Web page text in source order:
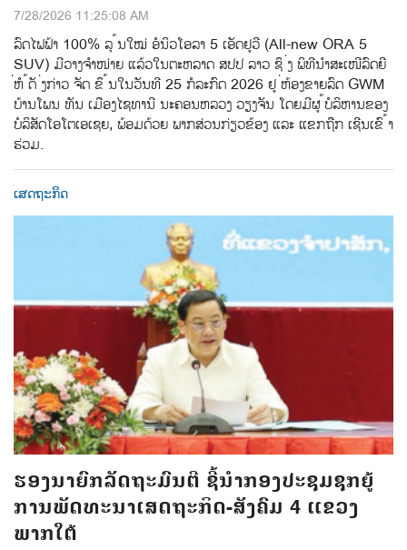
7/28/2026 11:25:08 AM
ລົດໄຟຟ້າ 100% ລຸ ້ນໃໝ່ ອໍນິວໂອລາ 5 ເອັດຢູວີ (All-new ORA 5
SUV) ມີວາງຈຳໜ່າຍ ແລ້ວໃນຕະຫລາດ ສປປ ລາວ ຊຶ ່ງ ພິທີນຳສະເໜີລົດຍີ
່ຫໍ ້ດັ ່ງກ່າວ ຈັດ ຂຶ ້ນໃນວັນທີ 25 ກໍລະກົດ 2026 ຢູ ່ຫ້ອງຂາຍລົດ GWM
ບ້ານໂພນ ທັນ ເມືອງໄຊທານີ ນະຄອນຫລວງ ວຽງຈັນ ໂດຍມີຜູ ້ບໍລິຫານຂອງ
ບໍລິສັດໂອໂຕເອເຊຍ, ພ້ອມດ້ວຍ ພາກສ່ວນກ່ຽວຂ້ອງ ແລະ ແຂກຖືກ ເຊີນເຂົ ້າ
ຮ່ວມ.
ເສດຖະກິດ
ຮອງນາຍົກລັດຖະມົນຕີ ຊີ້ນຳກອງປະຊຸມຊຸກຍູ້
ການພັດທະນາເສດຖະກິດ-ສັງຄົມ 4 ແຂວງ
ພາກໃຕ້